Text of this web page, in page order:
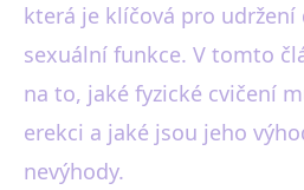
která je klíčová pro udržení
sexuální funkce. V tomto
na to, jaké fyzické cvičení
erekci a jaké jsou jeho
nevýhody.